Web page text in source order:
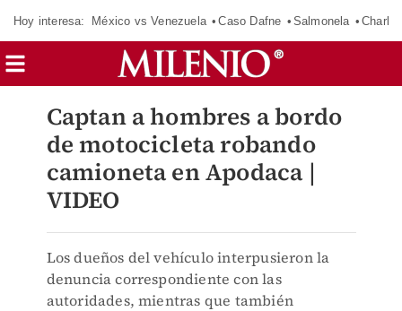
Hoy interesa: México vs Venezuela Caso Dafne Salmonela
Captan a hombres a bordo
de motocicleta robando
camioneta en Apodaca |
VIDEO
Los dueños del vehículo interpusieron la
denuncia correspondiente con las
autoridades, mientras que también